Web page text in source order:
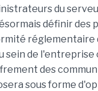
du
définir des
réglementaire
sein de l'entreprise
des
sous forme